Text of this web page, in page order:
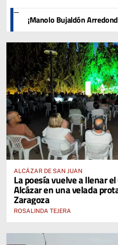
¡Manolo Bujaldón
ALCÁZAR DE SAN JUAN
La poesía vuelve a llenar
Alcázar en una velada
Zaragoza
ROSALINDA TEJERA